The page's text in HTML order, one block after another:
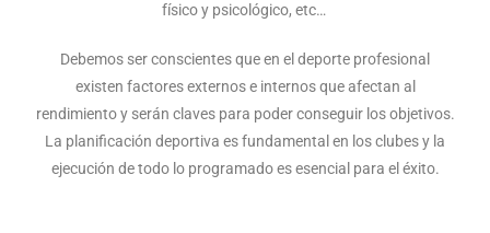
físico y psicológico, etc…
Debemos ser conscientes que en el deporte profesional
existen factores externos e internos que afectan al
rendimiento y serán claves para poder conseguir los objetivos.
La planificación deportiva es fundamental en los clubes y la
ejecución de todo lo programado es esencial para el éxito.